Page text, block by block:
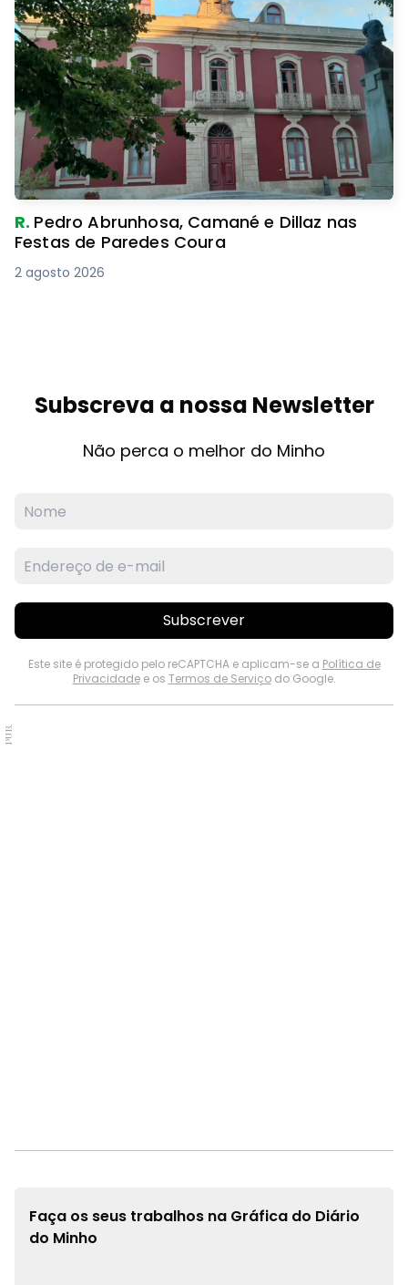
R. Pedro Abrunhosa, Camané e Dillaz nas
Festas de Paredes Coura
2 agosto 2026
Subscreva a nossa Newsletter
Não perca o melhor do Minho
Subscrever
Este site é protegido pelo reCAPTCHA e aplicam-se a Política de
Privacidadee os Termos de Serviçodo Google.
PUB.
Faça os seus trabalhos na Gráfica do Diário
do Minho